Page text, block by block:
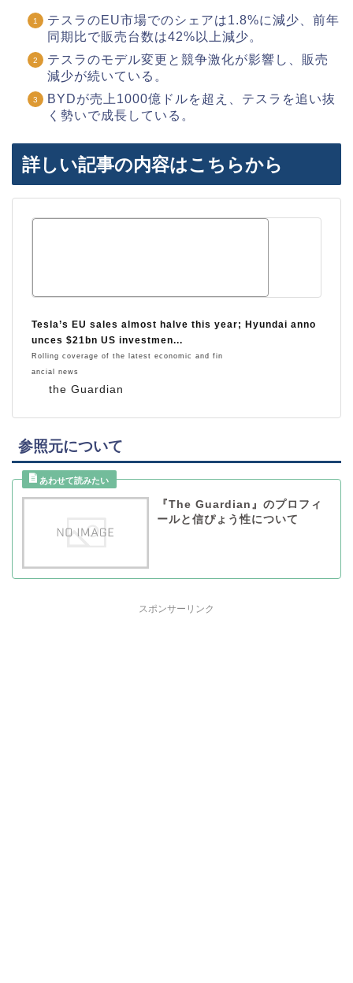
テスラのEU市場でのシェアは1.8%に減少、前年
同期比で販売台数は42%以上減少。
テスラのモデル変更と競争激化が影響し、販売
減少が続いている。
BYDが売上1000億ドルを超え、テスラを追い抜
く勢いで成長している。
詳しい記事の内容はこちらから
the Guardian
Tesla’s EU sales almost halve this year; Hyundai anno
unces $21bn US investmen...
Rolling coverage of the latest economic and fin
ancial news
参照元について
『The Guardian』のプロフィ
ールと信ぴょう性について
スポンサーリンク